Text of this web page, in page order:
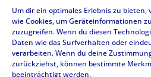
Um dir ein optimales Erlebnis zu
wie Cookies, um Geräteinformationen
zuzugreifen. Wenn du diesen
Daten wie das Surfverhalten oder
verarbeiten. Wenn du deine
zurückziehst, können bestimmte
beeinträchtigt werden.
Datenschutzerklärung
Cookie-